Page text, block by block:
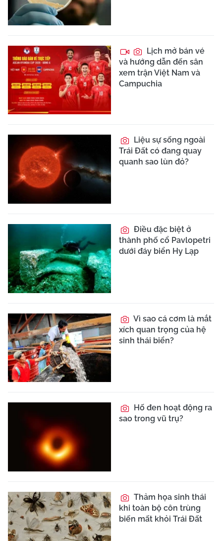
Lịch mở bán vé
và hướng dẫn đến sân
xem trận Việt Nam và
Campuchia
Liệu sự sống ngoài
Trái Đất có đang quay
quanh sao lùn đỏ?
Điều đặc biệt ở
thành phố cổ Pavlopetri
dưới đáy biển Hy Lạp
Vì sao cá cơm là mắt
xích quan trọng của hệ
sinh thái biển?
Hố đen hoạt động ra
sao trong vũ trụ?
Thảm họa sinh thái
khi toàn bộ côn trùng
biến mất khỏi Trái Đất